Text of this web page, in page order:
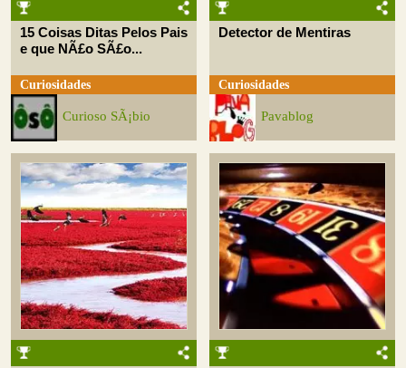
15 Coisas Ditas Pelos Pais
e que NÃ£o SÃ£o...
Curiosidades
Curioso SÃ¡bio
Detector de Mentiras
Curiosidades
Pavablog